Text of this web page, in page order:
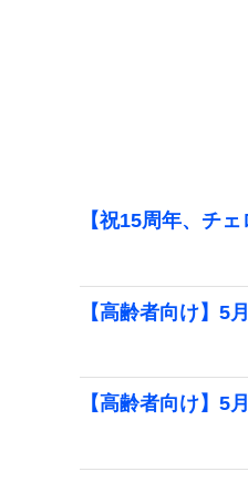
【祝15周年、チ
【高齢者向け】5
【高齢者向け】5